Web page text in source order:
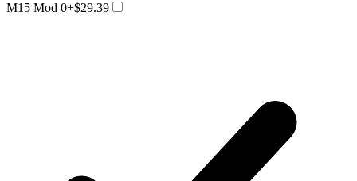
M15 Mod 0+$29.39